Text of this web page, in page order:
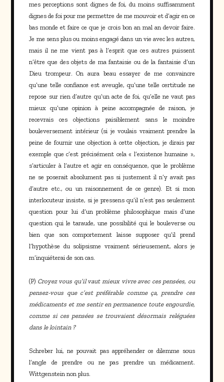
mes perceptions sont dignes de foi, du moins suffisamment
dignes de foi pour me permettre de me mouvoir et d’agir en ce
bas monde et faire ce que je crois bon an mal an devoir faire.
Je me sens plus ou moins engagé dans un vie avec les autres,
mais il ne me vient pas à l’esprit que ces autres puissent
n’être que des objets de ma fantaisie ou de la fantaisie d’un
Dieu trompeur. On aura beau essayer de me convaincre
qu’une telle confiance est aveugle, qu’une telle certitude ne
repose sur rien d’autre qu’un acte de foi, qu’elle ne vaut pas
mieux qu’une opinion à peine accompagnée de raison, je
recevrais ces objections paisiblement sans le moindre
bouleversement intérieur (si je voulais vraiment prendre la
peine de fournir une objection à cette objection, je dirais par
exemple que c’est précisément cela « l’existence humaine »,
s’articuler à l’autre et agir en conséquence, que le problème
ne se poserait absolument pas si justement il n’y avait pas
d’autre etc., ou un raisonnement de ce genre). Et si mon
interlocuteur insiste, si je pressens qu’il n’est pas seulement
question pour lui d’un problème philosophique mais d’une
question qui le taraude, une possibilité qui le bouleverse ou
bien que son comportement laisse supposer qu’il prend
l’hypothèse du solipsisme vraiment sérieusement, alors je
m’inquiéterai de son cas.
(P) Croyez vous qu’il vaut mieux vivre avec ces pensées, ou
pensez-vous que c’est préférable comme ça, prendre ces
médicaments et me sentir en permanence toute engourdie,
comme si ces pensées se trouvaient désormais reléguées
dans le lointain ?
Schreber lui, ne pouvait pas appréhender ce dilemme sous
l’angle de prendre ou ne pas prendre un médicament.
Wittgenstein non plus.